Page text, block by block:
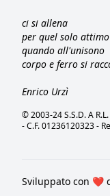
ci si allena
per quel solo
quando all'unisono
corpo e ferro si
Enrico Urzì
© 2003-24 S.S.D. A
- C.F. 01236120323 -
Sviluppato con ❤️